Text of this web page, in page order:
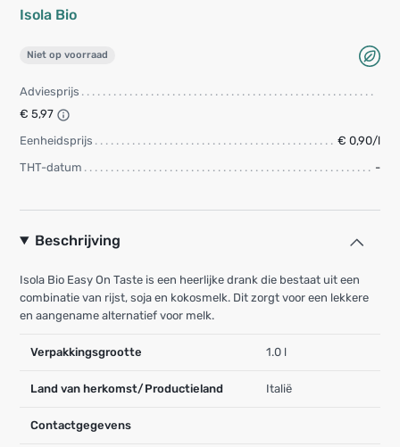
Isola Bio
Niet op voorraad
Adviesprijs
€ 5,97
Eenheidsprijs
€ 0,90/l
THT-datum
-
Beschrijving
Isola Bio Easy On Taste is een heerlijke drank die bestaat uit een
combinatie van rijst, soja en kokosmelk. Dit zorgt voor een lekkere
en aangename alternatief voor melk.
Verpakkingsgrootte 1.0 l
Land van herkomst/Productieland Italië
Contactgegevens